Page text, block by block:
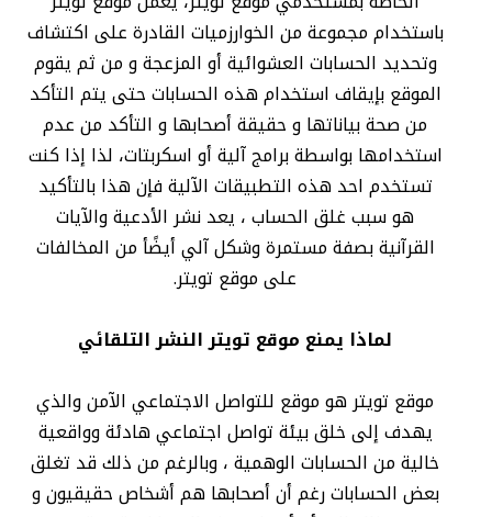
باستخدام مجموعة من الخوارزميات القادرة على اكتشاف
وتحديد الحسابات العشوائية أو المزعجة و من ثم يقوم
الموقع بإيقاف استخدام هذه الحسابات حتى يتم التأكد
من صحة بياناتها و حقيقة أصحابها و التأكد من عدم
استخدامها بواسطة برامج آلية أو اسكربتات، لذا إذا كنت
تستخدم احد هذه التطبيقات الآلية فإن هذا بالتأكيد
هو سبب غلق الحساب ، يعد نشر الأدعية والآيات
القرآنية بصفة مستمرة وشكل آلي أيضًأ من المخالفات
على موقع تويتر.
لماذا يمنع موقع تويتر النشر التلقائي
موقع تويتر هو موقع للتواصل الاجتماعي الآمن والذي
يهدف إلى خلق بيئة تواصل اجتماعي هادئة وواقعية
خالية من الحسابات الوهمية ، وبالرغم من ذلك قد تغلق
بعض الحسابات رغم أن أصحابها هم أشخاص حقيقيون و